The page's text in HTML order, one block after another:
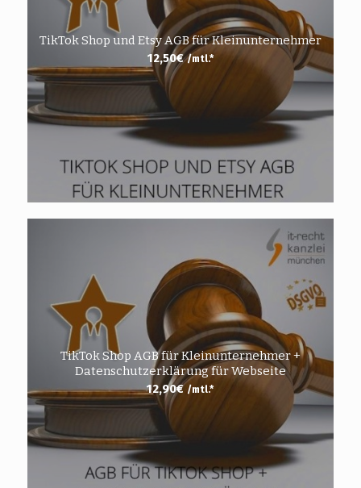
TikTok Shop und Etsy AGB für Kleinunternehmer
12,50€ /mtl.*
TikTok Shop AGB für Kleinunternehmer +
Datenschutzerklärung für Webseite
12,90€ /mtl.*